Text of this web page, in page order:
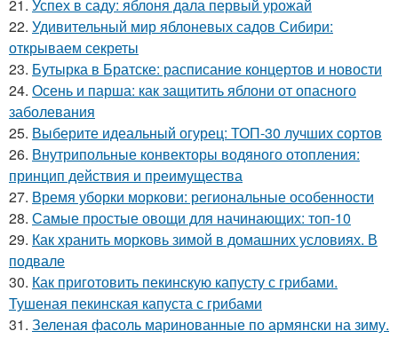
21. Успех в саду: яблоня дала первый урожай
22. Удивительный мир яблоневых садов Сибири:
открываем секреты
23. Бутырка в Братске: расписание концертов и новости
24. Осень и парша: как защитить яблони от опасного
заболевания
25. Выберите идеальный огурец: ТОП-30 лучших сортов
26. Внутрипольные конвекторы водяного отопления:
принцип действия и преимущества
27. Время уборки моркови: региональные особенности
28. Самые простые овощи для начинающих: топ-10
29. Как хранить морковь зимой в домашних условиях. В
подвале
30. Как приготовить пекинскую капусту с грибами.
Тушеная пекинская капуста с грибами
31. Зеленая фасоль маринованные по армянски на зиму.